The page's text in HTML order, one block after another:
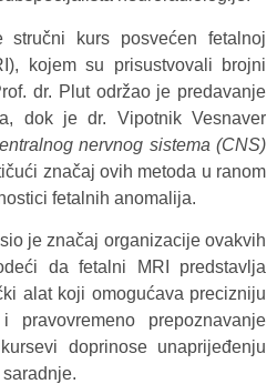
stručni kurs posvećen fetalnoj
kojem su prisustvovali brojni
dr. Plut održao je predavanje
dok je dr. Vipotnik Vesnaver
nervnog sistema (CNS)
značaj ovih metoda u ranom
fetalnih anomalija.
je značaj organizacije ovakvih
da fetalni MRI predstavlja
alat koji omogućava precizniju
pravovremeno prepoznavanje
doprinose unaprijeđenju